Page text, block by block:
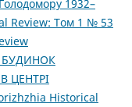
1932–
Review: Том 1 № 53
БУДИНОК
ЦЕНТРІ
Historical